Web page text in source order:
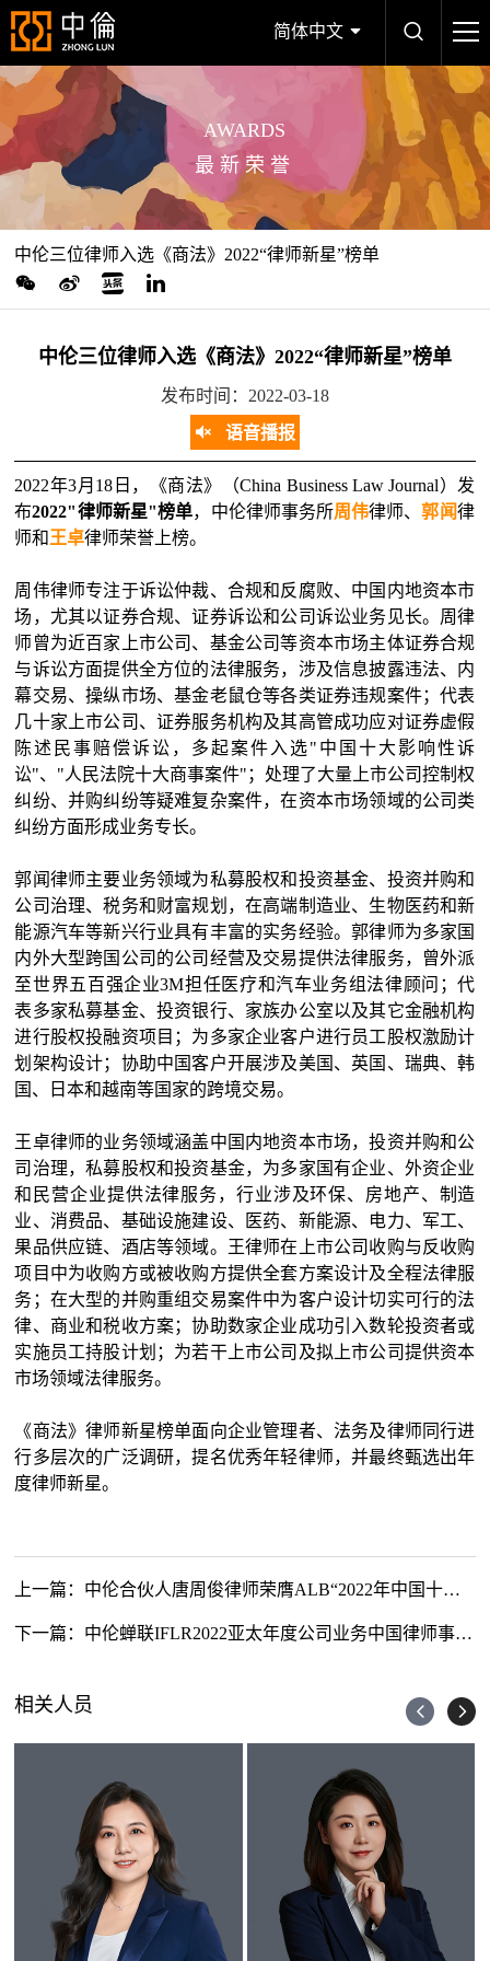
简体中文
AWARDS
最新荣誉
中伦三位律师入选《商法》2022“律师新星”榜单
中伦三位律师入选《商法》2022“律师新星”榜单
发布时间：2022-03-18
语音播报
2022年3月18日，《商法》（China Business Law Journal）发
布2022"律师新星"榜单，中伦律师事务所周伟律师、郭闻律
师和 王卓律师荣誉上榜。
周伟律师专注于诉讼仲裁、合规和反腐败、中国内地资本市
场，尤其以证券合规、证券诉讼和公司诉讼业务见长。周律
师曾为近百家上市公司、基金公司等资本市场主体证券合规
与诉讼方面提供全方位的法律服务，涉及信息披露违法、内
幕交易、操纵市场、基金老鼠仓等各类证券违规案件；代表
几十家上市公司、证券服务机构及其高管成功应对证券虚假
陈述民事赔偿诉讼，多起案件入选"中国十大影响性诉
讼"、"人民法院十大商事案件"；处理了大量上市公司控制权
纠纷、并购纠纷等疑难复杂案件，在资本市场领域的公司类
纠纷方面形成业务专长。
郭闻律师主要业务领域为私募股权和投资基金、投资并购和
公司治理、税务和财富规划，在高端制造业、生物医药和新
能源汽车等新兴行业具有丰富的实务经验。郭律师为多家国
内外大型跨国公司的公司经营及交易提供法律服务，曾外派
至世界五百强企业3M担任医疗和汽车业务组法律顾问；代
表多家私募基金、投资银行、家族办公室以及其它金融机构
进行股权投融资项目；为多家企业客户进行员工股权激励计
划架构设计；协助中国客户开展涉及美国、英国、瑞典、韩
国、日本和越南等国家的跨境交易。
王卓律师的业务领域涵盖中国内地资本市场，投资并购和公
司治理，私募股权和投资基金，为多家国有企业、外资企业
和民营企业提供法律服务，行业涉及环保、房地产、制造
业、消费品、基础设施建设、医药、新能源、电力、军工、
果品供应链、酒店等领域。王律师在上市公司收购与反收购
项目中为收购方或被收购方提供全套方案设计及全程法律服
务；在大型的并购重组交易案件中为客户设计切实可行的法
律、商业和税收方案；协助数家企业成功引入数轮投资者或
实施员工持股计划；为若干上市公司及拟上市公司提供资本
市场领域法律服务。
《商法》律师新星榜单面向企业管理者、法务及律师同行进
行多层次的广泛调研，提名优秀年轻律师，并最终甄选出年
度律师新星。
上一篇： 中伦合伙人唐周俊律师荣膺ALB“2022年中国十五佳资本市场律师”
下一篇： 中伦蝉联IFLR2022亚太年度公司业务中国律师事务所大奖
相关人员